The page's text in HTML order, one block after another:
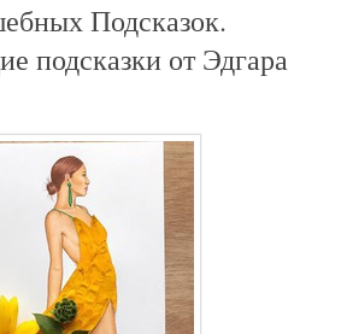
Подсказок.
подсказки от Эдгара